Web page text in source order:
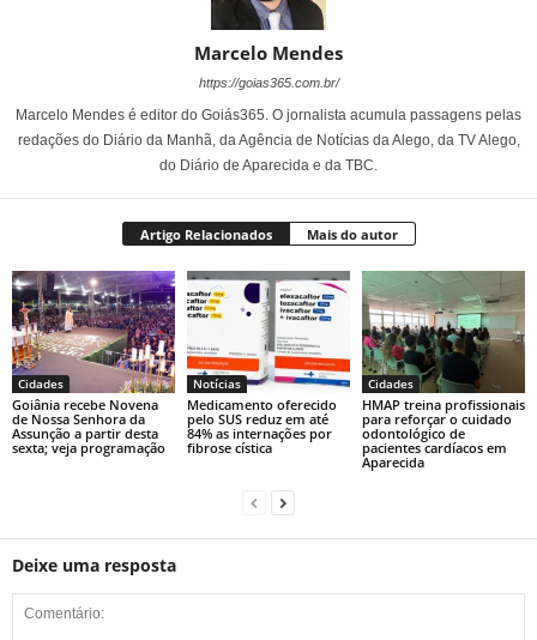
Marcelo Mendes
https://goias365.com.br/
Marcelo Mendes é editor do Goiás365. O jornalista acumula passagens pelas
redações do Diário da Manhã, da Agência de Notícias da Alego, da TV Alego,
do Diário de Aparecida e da TBC.
Artigo Relacionados Mais do autor
Cidades
Goiânia recebe Novena
de Nossa Senhora da
Assunção a partir desta
sexta; veja programação
Notícias
Medicamento oferecido
pelo SUS reduz em até
84% as internações por
fibrose cística
Cidades
HMAP treina profissionais
para reforçar o cuidado
odontológico de
pacientes cardíacos em
Aparecida
Deixe uma resposta